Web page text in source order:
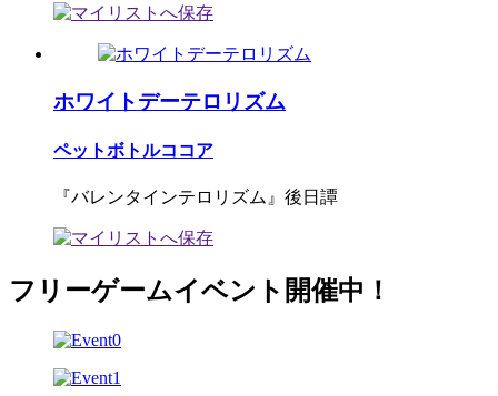
ホワイトデーテロリズム
ペットボトルココア
『バレンタインテロリズム』後日譚
フリーゲームイベント開催中！